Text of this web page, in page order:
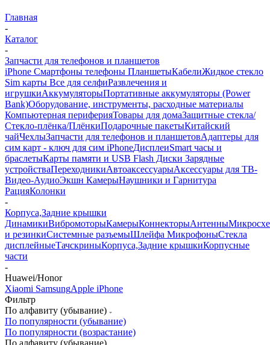
Главная
-
Каталог
-
Запчасти для телефонов и планшетов
iPhone Смартфоны телефоны ПланшетыКабелиЖидкое стекло
Sim карты Все для селфиРазвлечения и
игрушкиАккумуляторыПортативные аккумуляторы (Power
Bank)Оборудование, инструменты, расходные материалы
Компьютерная периферияТовары для домаЗащитные стекла/
Стекло-плёнка/ПлёнкиПодарочные пакетыКитайский
чайЧехлыЗапчасти для телефонов и планшетовАдаптеры для
сим карт - ключ для сим iPhoneДисплеиSmart часы и
браслетыКарты памяти и USB Flash Диски Зарядные
устройстваПереходникиАвтоаксессуарыАксессуары для ТВ-
Видео-АудиоЭкшн КамерыНаушники и Гарнитура
РацияКолонки
-
Корпуса,Задние крышки
ДинамикиВибромоторыКамерыКоннекторыАнтенны
и резинкиСистемные разъемыШлейфа МикрофоныСтекла
дисплейныеТачскриныКорпуса,Задние крышкиКорпусные
части
-
Huawei/Honor
Xiaomi SamsungApple iPhone
Фильтр
По алфавиту (убывание)
По популярности (убывание)
По популярности (возрастание)
По алфавиту (убывание)